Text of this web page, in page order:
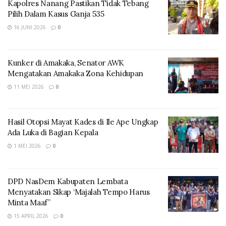
Mengawali safari politiknya, di kota Lewoleba, Selasa
pusat ritus statement 7 Maret 1954 di desa Hadakewa.
Menurutnya, Lembata perlu mengambil spirit dan
energi persatuan Lembata dimulai dari ritus bersejarah
Kapolres Nanang Pastikan Tidak Tebang
Pilih Dalam Kasus Ganja 535
16 JUNI 2026 0
Kunker di Amakaka, Senator AWK
Mengatakan Amakaka Zona Kehidupan
11 MEI 2026 0
Hasil Otopsi Mayat Kades di Ile Ape Ungkap
Ada Luka di Bagian Kepala
1 MEI 2026 0
DPD NasDem Kabupaten Lembata
Menyatakan Sikap ‘Majalah Tempo Harus
Minta Maaf”
15 APRIL 2026 0